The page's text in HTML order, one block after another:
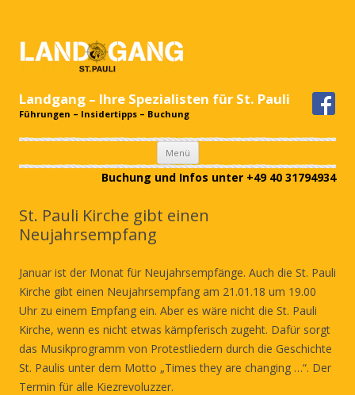
Landgang – Ihre Spezialisten für St. Pauli
Führungen – Insidertipps – Buchung
Menü Zum
springen
Buchung und Infos unter +49 40 31794934
St. Pauli Kirche gibt einen
Neujahrsempfang
Januar ist der Monat für Neujahrsempfänge. Auch die St. Pauli
Kirche gibt einen Neujahrsempfang am 21.01.18 um 19.00
Uhr zu einem Empfang ein. Aber es wäre nicht die St. Pauli
Kirche, wenn es nicht etwas kämpferisch zugeht. Dafür sorgt
das Musikprogramm von Protestliedern durch die Geschichte
St. Paulis unter dem Motto „Times they are changing …“. Der
Termin für alle Kiezrevoluzzer.